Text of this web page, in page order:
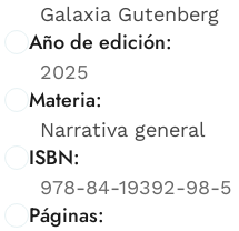
Galaxia Gutenberg
Año de edición:
2025
Materia:
Narrativa general
ISBN:
978-84-19392-98-5
Páginas: